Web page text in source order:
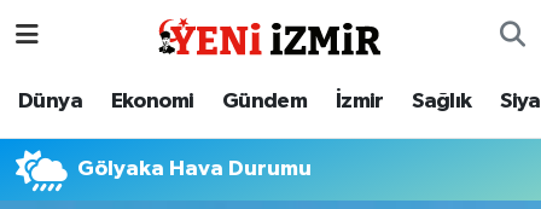
Dünya Ekonomi Gündem İzmir Sağlık
Gölyaka Hava Durumu
Dünya
İzmir Nöbetçi Eczaneler